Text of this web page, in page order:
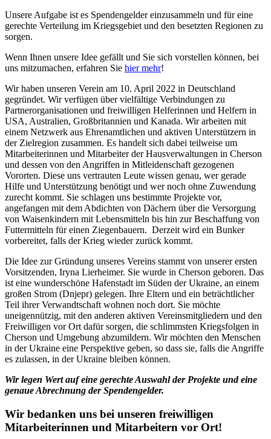
Unsere Aufgabe ist es Spendengelder einzusammeln und für eine
gerechte Verteilung im Kriegsgebiet und den besetzten Regionen zu
sorgen.
Wenn Ihnen unsere Idee gefällt und Sie sich vorstellen können, bei
uns mitzumachen, erfahren Sie hier mehr!
Wir haben unseren Verein am 10. April 2022 in Deutschland
gegründet. Wir verfügen über vielfältige Verbindungen zu
Partnerorganisationen und freiwilligen Helferinnen und Helfern in
USA, Australien, Großbritannien und Kanada. Wir arbeiten mit
einem Netzwerk aus Ehrenamtlichen und aktiven Unterstützern in
der Zielregion zusammen. Es handelt sich dabei teilweise um
Mitarbeiterinnen und Mitarbeiter der Hausverwaltungen in Cherson
und dessen von den Angriffen in Mitleidenschaft gezogenen
Vororten. Diese uns vertrauten Leute wissen genau, wer gerade
Hilfe und Unterstützung benötigt und wer noch ohne Zuwendung
zurecht kommt. Sie schlagen uns bestimmte Projekte vor,
angefangen mit dem Abdichten von Dächern über die Versorgung
von Waisenkindern mit Lebensmitteln bis hin zur Beschaffung von
Futtermitteln für einen Ziegenbauern. Derzeit wird ein Bunker
vorbereitet, falls der Krieg wieder zurück kommt.
Die Idee zur Gründung unseres Vereins stammt von unserer ersten
Vorsitzenden, Iryna Lierheimer. Sie wurde in Cherson geboren. Das
ist eine wunderschöne Hafenstadt im Süden der Ukraine, an einem
großen Strom (Dnjepr) gelegen. Ihre Eltern und ein beträchtlicher
Teil ihrer Verwandtschaft wohnen noch dort. Sie möchte
uneigennützig, mit den anderen aktiven Vereinsmitgliedern und den
Freiwilligen vor Ort dafür sorgen, die schlimmsten Kriegsfolgen in
Cherson und Umgebung abzumildern. Wir möchten den Menschen
in der Ukraine eine Perspektive geben, so dass sie, falls die Angriffe
es zulassen, in der Ukraine bleiben können.
Wir legen Wert auf eine gerechte Auswahl der Projekte und eine
genaue Abrechnung der Spendengelder.
Wir bedanken uns bei unseren freiwilligen
Mitarbeiterinnen und Mitarbeitern vor Ort!